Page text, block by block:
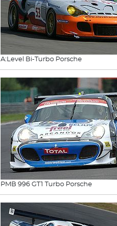
A:Level Bi-Turbo Porsche
PMB 996 GT1 Turbo Porsche